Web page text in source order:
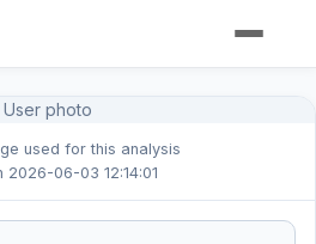
User photo
used for this analysis
2026-06-03 12:14:01